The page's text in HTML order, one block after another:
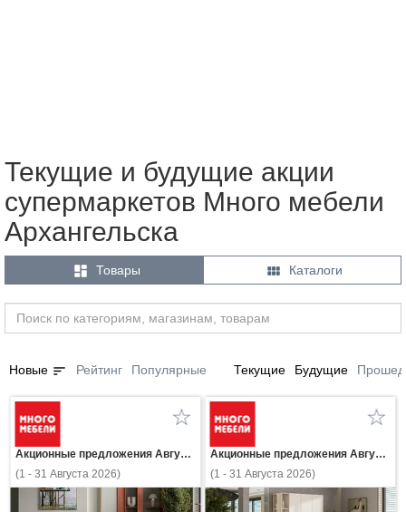
Текущие и будущие акции
супермаркетов Много мебели
Архангельска
 Товары  Каталоги
Новые sort Рейтинг Популярные Текущие Будущие
Акционные предложения Августа
(1 - 31 Августа 2026)
Акционные предложения Августа
(1 - 31 Августа 2026)